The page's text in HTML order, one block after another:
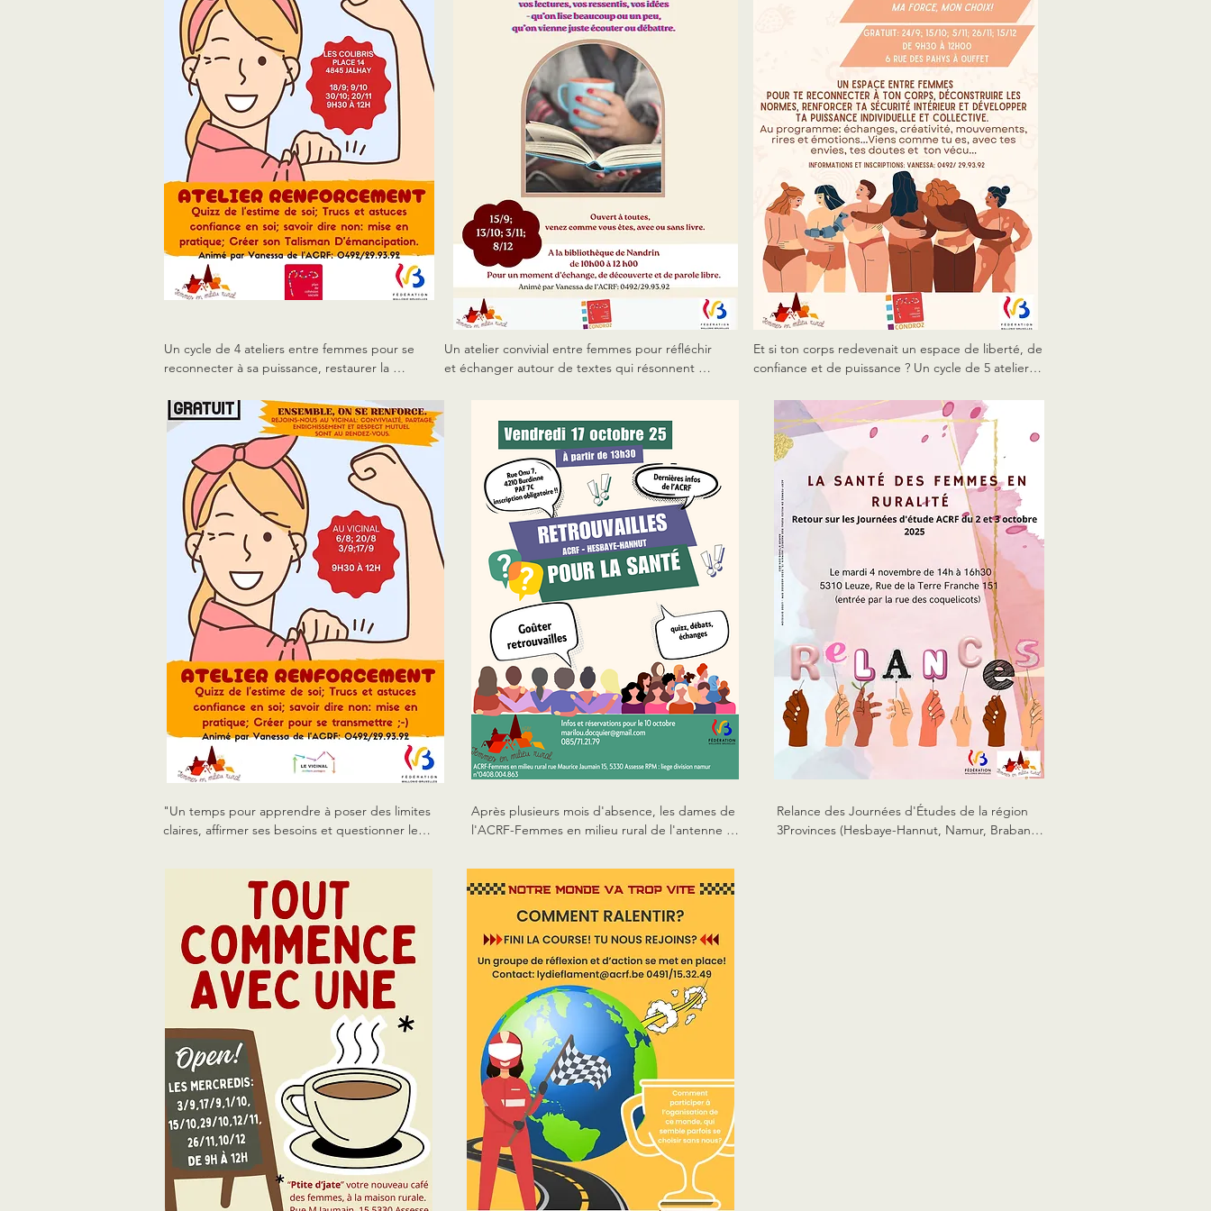
Bienvenue à toutes !
Réponse souhaitée pour le 24/02
francoisebournonville@acrf.be ou 0494041746
Un cycle de 4 ateliers entre femmes pour se
reconnecter à sa puissance, restaurer la
limites claires. Un espace solidaire, bienveillant
et sans jugement, pour se soutenir face aux
pressions d’un monde encore largement
patriarcal.
"Un temps pour apprendre à poser des limites
claires, affirmer ses besoins et questionner les
l’endroit que vous cherchez !
Enfants acceptés – pas d’inscription
Un atelier convivial entre femmes pour réfléchir
et échanger autour de textes qui résonnent
Après plusieurs mois d'absence, les dames de
l'ACRF-Femmes en milieu rural de l'antenne de
l'occasion, elles proposent un goûter
retrouvailles. Ce sera l'occasion de donner les
dernières nouvelles de l'ACRF-Femmes en
milieu rural et d'aborder le nouveau thème
d'année lancé par les Journées d'Études : la
santé des femmes en milieu rural
voix, des choses à dire et à partager. Venez
Et si ton corps redevenait un espace de liberté, de
confiance et de puissance ? Un cycle de 5 ateliers
déconstruire les injonctions sociales, poser tes
limites, et te réapproprier ton espace intérieur et
extérieur.
Un moment pour toi, avec d’autres femmes, dans
un cadre bienveillant, pour réfléchir, ressentir,
partager, créer, bouger… et retrouver ton pouvoir
individuel et collectif, se renforcer… ensemble.
Relance des Journées d'Études de la région
3Provinces (Hesbaye-Hannut, Namur, Brabant